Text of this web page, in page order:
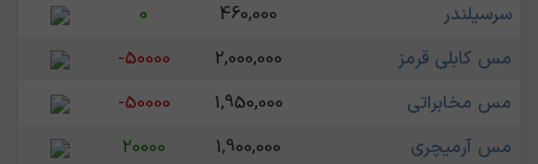
سرسیلندر
460,000
0
مس کابلی قرمز
2,000,000
-50000
مس مخابراتی
1,950,000
-50000
مس آرمیچری
1,900,000
20000